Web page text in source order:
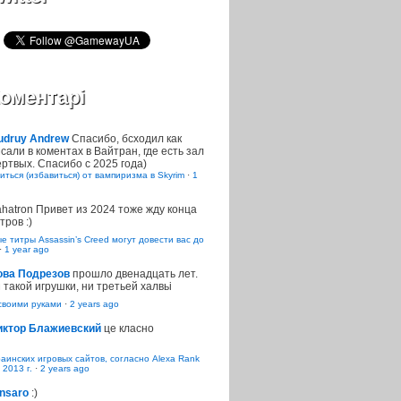
Andrew Спасибо, бсходил как
в коментах в Вайтран, где есть зал
Спасибо с 2025 года)
(избавиться) от вампиризма в Skyrim · 1
Привет из 2024 тоже жду конца
:)
титры Assassin’s Creed могут довести вас до
· 1 year ago
Подрезов прошло двенадцать лет.
такой игрушки, ни третьей халвьі
руками · 2 years ago
Блажиевский це класно
игровых сайтов, согласно Alexa Rank
г. · 2 years ago
:)